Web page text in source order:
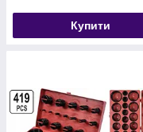
Купити